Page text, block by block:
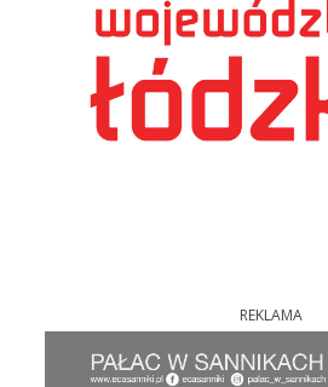
REKLAMA